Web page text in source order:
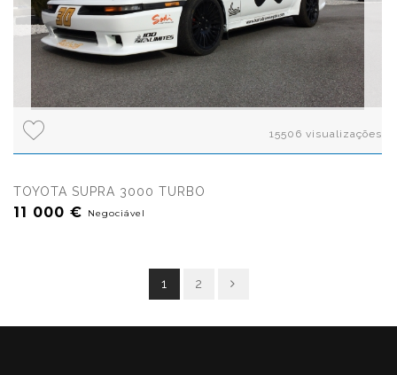
15506 visualizações
TOYOTA SUPRA 3000 TURBO
11 000 € Negociável
1 2